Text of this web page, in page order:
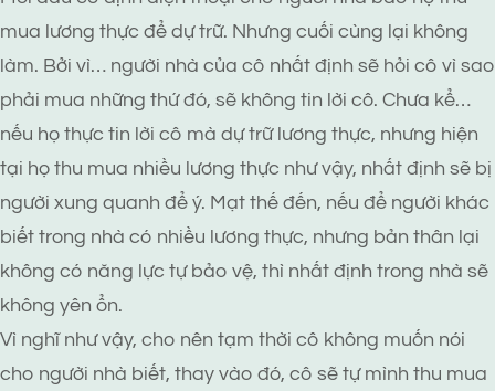
mua lương thực để dự trữ. Nhưng cuối cùng lại không
làm. Bởi vì… người nhà của cô nhất định sẽ hỏi cô vì sao
phải mua những thứ đó, sẽ không tin lời cô. Chưa kể…
nếu họ thực tin lời cô mà dự trữ lương thực, nhưng hiện
tại họ thu mua nhiều lương thực như vậy, nhất định sẽ bị
người xung quanh để ý. Mạt thế đến, nếu để người khác
biết trong nhà có nhiều lương thực, nhưng bản thân lại
không có năng lực tự bảo vệ, thì nhất định trong nhà sẽ
không yên ổn.
Vì nghĩ như vậy, cho nên tạm thời cô không muốn nói
cho người nhà biết, thay vào đó, cô sẽ tự mình thu mua